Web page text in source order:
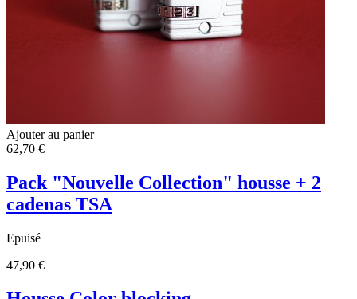
Ajouter au panier
62,70 €
Pack "Nouvelle Collection" housse + 2
cadenas TSA
Epuisé
47,90 €